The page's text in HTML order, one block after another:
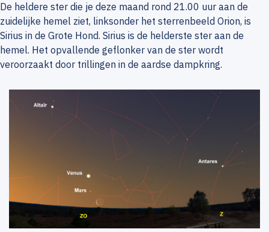
De heldere ster die je deze maand rond 21.00 uur aan de
zuidelijke hemel ziet, linksonder het sterrenbeeld Orion, is
Sirius in de Grote Hond. Sirius is de helderste ster aan de
hemel. Het opvallende geflonker van de ster wordt
veroorzaakt door trillingen in de aardse dampkring.